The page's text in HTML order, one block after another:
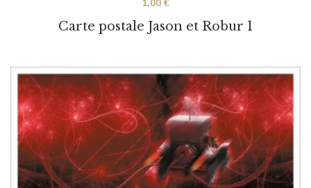
Carte postale Jason et Robur 1
1,00€